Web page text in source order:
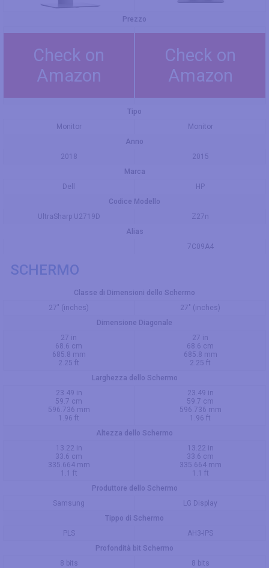
Prezzo
Check on
Amazon
Check on
Amazon
Tipo
Monitor
Monitor
Anno
2018
2015
Marca
Dell
HP
Codice Modello
UltraSharp U2719D
Z27n
Alias
7C09A4
SCHERMO
Classe di Dimensioni dello Schermo
27" (inches)
27" (inches)
Dimensione Diagonale
27 in
68.6 cm
685.8 mm
2.25 ft
27 in
68.6 cm
685.8 mm
2.25 ft
Larghezza dello Schermo
23.49 in
59.7 cm
596.736 mm
1.96 ft
23.49 in
59.7 cm
596.736 mm
1.96 ft
Altezza dello Schermo
13.22 in
33.6 cm
335.664 mm
1.1 ft
13.22 in
33.6 cm
335.664 mm
1.1 ft
Produttore dello Schermo
Samsung
LG Display
Tippo di Schermo
PLS
AH3-IPS
Profondità bit Schermo
8 bits
8 bits